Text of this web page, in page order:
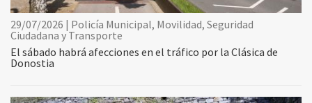
29/07/2026 | Policía Municipal, Movilidad, Seguridad
Ciudadana y Transporte
El sábado habrá afecciones en el tráfico por la Clásica de
Donostia